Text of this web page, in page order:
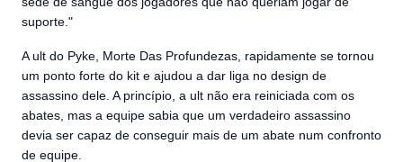
suporte."
A ult do Pyke, Morte Das Profundezas, rapidamente se tornou
um ponto forte do kit e ajudou a dar liga no design de
assassino dele. A princípio, a ult não era reiniciada com os
abates, mas a equipe sabia que um verdadeiro assassino
devia ser capaz de conseguir mais de um abate num confronto
de equipe.